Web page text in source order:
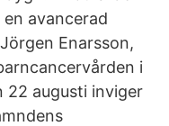
avancerad
Enarsson,
i
22 augusti inviger